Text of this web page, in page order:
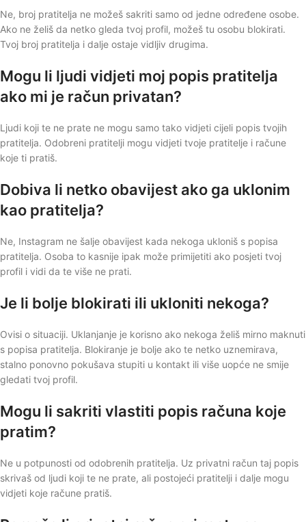
Ne, broj pratitelja ne možeš sakriti samo od jedne određene osobe.
Ako ne želiš da netko gleda tvoj profil, možeš tu osobu blokirati.
Tvoj broj pratitelja i dalje ostaje vidljiv drugima.
Mogu li ljudi vidjeti moj popis pratitelja
ako mi je račun privatan?
Ljudi koji te ne prate ne mogu samo tako vidjeti cijeli popis tvojih
pratitelja. Odobreni pratitelji mogu vidjeti tvoje pratitelje i račune
koje ti pratiš.
Dobiva li netko obavijest ako ga uklonim
kao pratitelja?
Ne, Instagram ne šalje obavijest kada nekoga ukloniš s popisa
pratitelja. Osoba to kasnije ipak može primijetiti ako posjeti tvoj
profil i vidi da te više ne prati.
Je li bolje blokirati ili ukloniti nekoga?
Ovisi o situaciji. Uklanjanje je korisno ako nekoga želiš mirno maknuti
s popisa pratitelja. Blokiranje je bolje ako te netko uznemirava,
stalno ponovno pokušava stupiti u kontakt ili više uopće ne smije
gledati tvoj profil.
Mogu li sakriti vlastiti popis računa koje
pratim?
Ne u potpunosti od odobrenih pratitelja. Uz privatni račun taj popis
skrivaš od ljudi koji te ne prate, ali postojeći pratitelji i dalje mogu
vidjeti koje račune pratiš.